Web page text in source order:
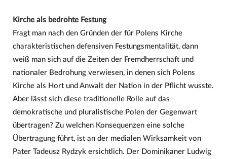
Kirche als bedrohte Festung
Fragt man nach den Gründen der für Polens Kirche
charakteristischen defensiven Festungsmentalität, dann
weiß man sich auf die Zeiten der Fremdherrschaft und
nationaler Bedrohung verwiesen, in denen sich Polens
Kirche als Hort und Anwalt der Nation in der Pflicht wusste.
Aber lässt sich diese traditionelle Rolle auf das
demokratische und pluralistische Polen der Gegenwart
übertragen? Zu welchen Konsequenzen eine solche
Übertragung führt, ist an der medialen Wirksamkeit von
Pater Tadeusz Rydzyk ersichtlich. Der Dominikaner Ludwig